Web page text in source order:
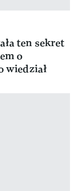
ten sekret
o
wiedział